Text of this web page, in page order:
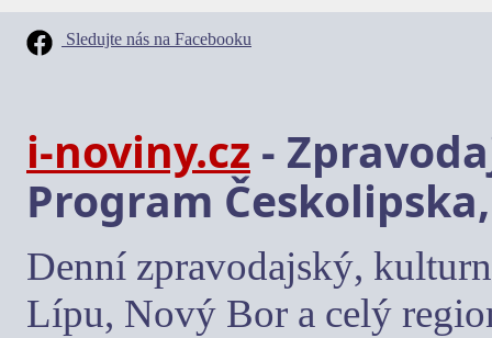
Sledujte nás na Facebooku
i-noviny.cz -
Program
Denní zpravodajský,
Lípu, Nový Bor a celý